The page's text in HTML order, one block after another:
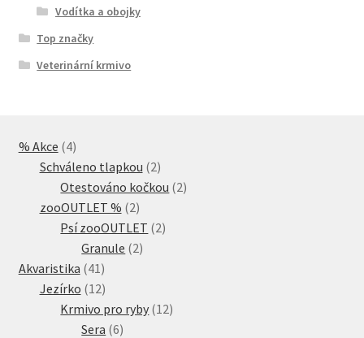
Vodítka a obojky
Top značky
Veterinární krmivo
% Akce 44
produkty
Schváleno tlapkou 22
produkty
Otestováno kočkou 22
zooOUTLET % 22
produkty
Psí zooOUTLET 22
Granule 22
Akvaristika 41 41
produktů
Jezírko 1212
produktů
Krmivo pro ryby 1212
Sera 66